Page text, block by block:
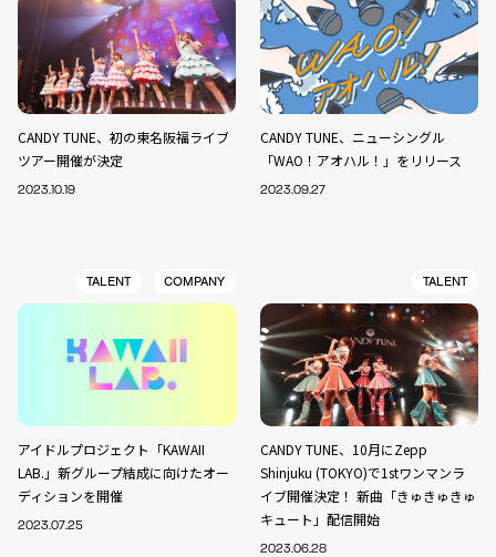
CANDY TUNE、初の東名阪福ライブ
ツアー開催が決定
2023.10.19
CANDY TUNE、ニューシングル
「WAO！アオハル！」をリリース
2023.09.27
TALENT COMPANY
アイドルプロジェクト「KAWAII
LAB.」新グループ結成に向けたオー
ディションを開催
2023.07.25
TALENT
CANDY TUNE、10月にZepp
Shinjuku (TOKYO)で1stワンマンラ
イブ開催決定！ 新曲「きゅきゅきゅ
キュート」配信開始
2023.06.28